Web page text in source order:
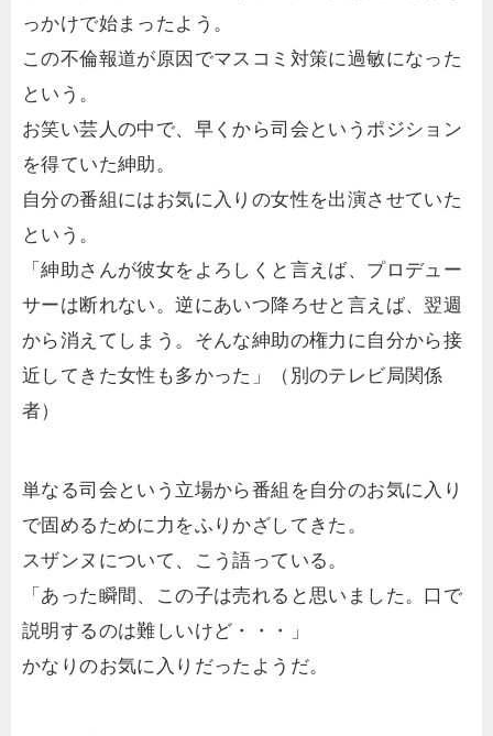
っかけで始まったよう。
この不倫報道が原因でマスコミ対策に過敏になった
という。
お笑い芸人の中で、早くから司会というポジション
を得ていた紳助。
自分の番組にはお気に入りの女性を出演させていた
という。
「紳助さんが彼女をよろしくと言えば、プロデュー
サーは断れない。逆にあいつ降ろせと言えば、翌週
から消えてしまう。そんな紳助の権力に自分から接
近してきた女性も多かった」（別のテレビ局関係
者）
単なる司会という立場から番組を自分のお気に入り
で固めるために力をふりかざしてきた。
スザンヌについて、こう語っている。
「あった瞬間、この子は売れると思いました。口で
説明するのは難しいけど・・・」
かなりのお気に入りだったようだ。